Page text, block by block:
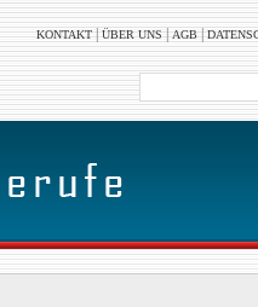
KONTAKT|ÜBER UNS|AGB|